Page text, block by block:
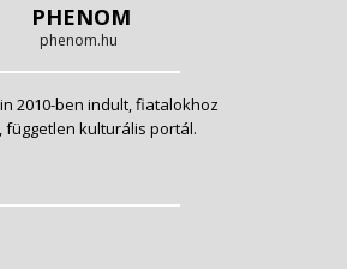
PHENOM
phenom.hu
2010-ben indult, fiatalokhoz
független kulturális portál.